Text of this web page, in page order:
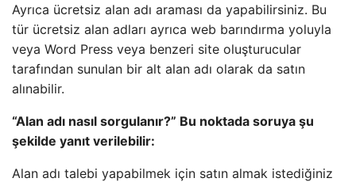
Ayrıca ücretsiz alan adı araması da yapabilirsiniz. Bu
tür ücretsiz alan adları ayrıca web barındırma yoluyla
veya Word Press veya benzeri site oluşturucular
tarafından sunulan bir alt alan adı olarak da satın
alınabilir.
“Alan adı nasıl sorgulanır?” Bu noktada soruya şu
şekilde yanıt verilebilir:
Alan adı talebi yapabilmek için satın almak istediğiniz